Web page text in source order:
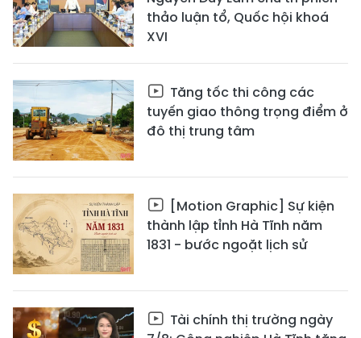
thảo luận tổ, Quốc hội khoá
XVI
Tăng tốc thi công các
tuyến giao thông trọng điểm ở
đô thị trung tâm
[Motion Graphic] Sự kiện
thành lập tỉnh Hà Tĩnh năm
1831 - bước ngoặt lịch sử
Tài chính thị trường ngày